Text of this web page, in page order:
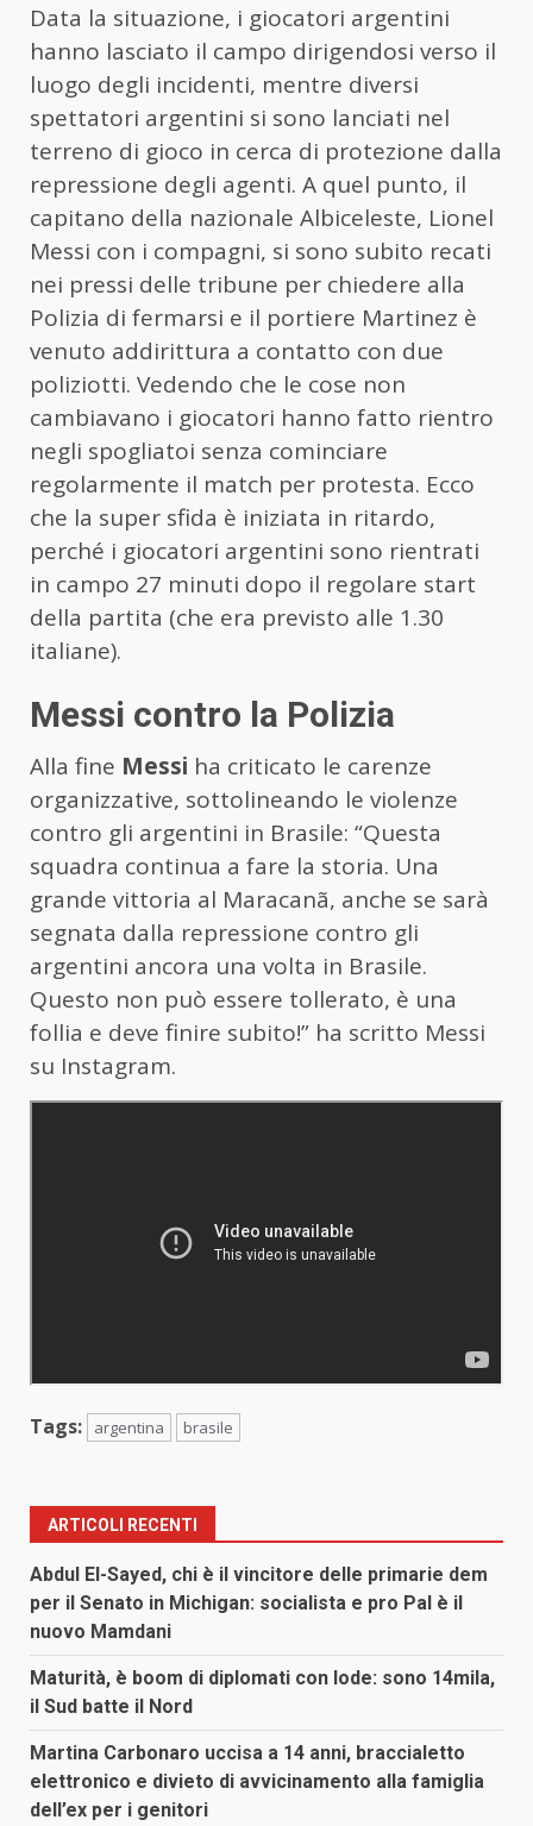
Data la situazione, i giocatori argentini
hanno lasciato il campo dirigendosi verso il
luogo degli incidenti, mentre diversi
spettatori argentini si sono lanciati nel
terreno di gioco in cerca di protezione dalla
repressione degli agenti. A quel punto, il
capitano della nazionale Albiceleste, Lionel
Messi con i compagni, si sono subito recati
nei pressi delle tribune per chiedere alla
Polizia di fermarsi e il portiere Martinez è
venuto addirittura a contatto con due
poliziotti. Vedendo che le cose non
cambiavano i giocatori hanno fatto rientro
negli spogliatoi senza cominciare
regolarmente il match per protesta. Ecco
che la super sfida è iniziata in ritardo,
perché i giocatori argentini sono rientrati
in campo 27 minuti dopo il regolare start
della partita (che era previsto alle 1.30
italiane).
Messi contro la Polizia
Alla fine Messi ha criticato le carenze
organizzative, sottolineando le violenze
contro gli argentini in Brasile: “Questa
squadra continua a fare la storia. Una
grande vittoria al Maracanã, anche se sarà
segnata dalla repressione contro gli
argentini ancora una volta in Brasile.
Questo non può essere tollerato, è una
follia e deve finire subito!” ha scritto Messi
su Instagram.
Tags: argentina brasile
ARTICOLI RECENTI
Abdul El-Sayed, chi è il vincitore delle primarie dem
per il Senato in Michigan: socialista e pro Pal è il
nuovo Mamdani
Maturità, è boom di diplomati con lode: sono 14mila,
il Sud batte il Nord
Martina Carbonaro uccisa a 14 anni, braccialetto
elettronico e divieto di avvicinamento alla famiglia
dell’ex per i genitori